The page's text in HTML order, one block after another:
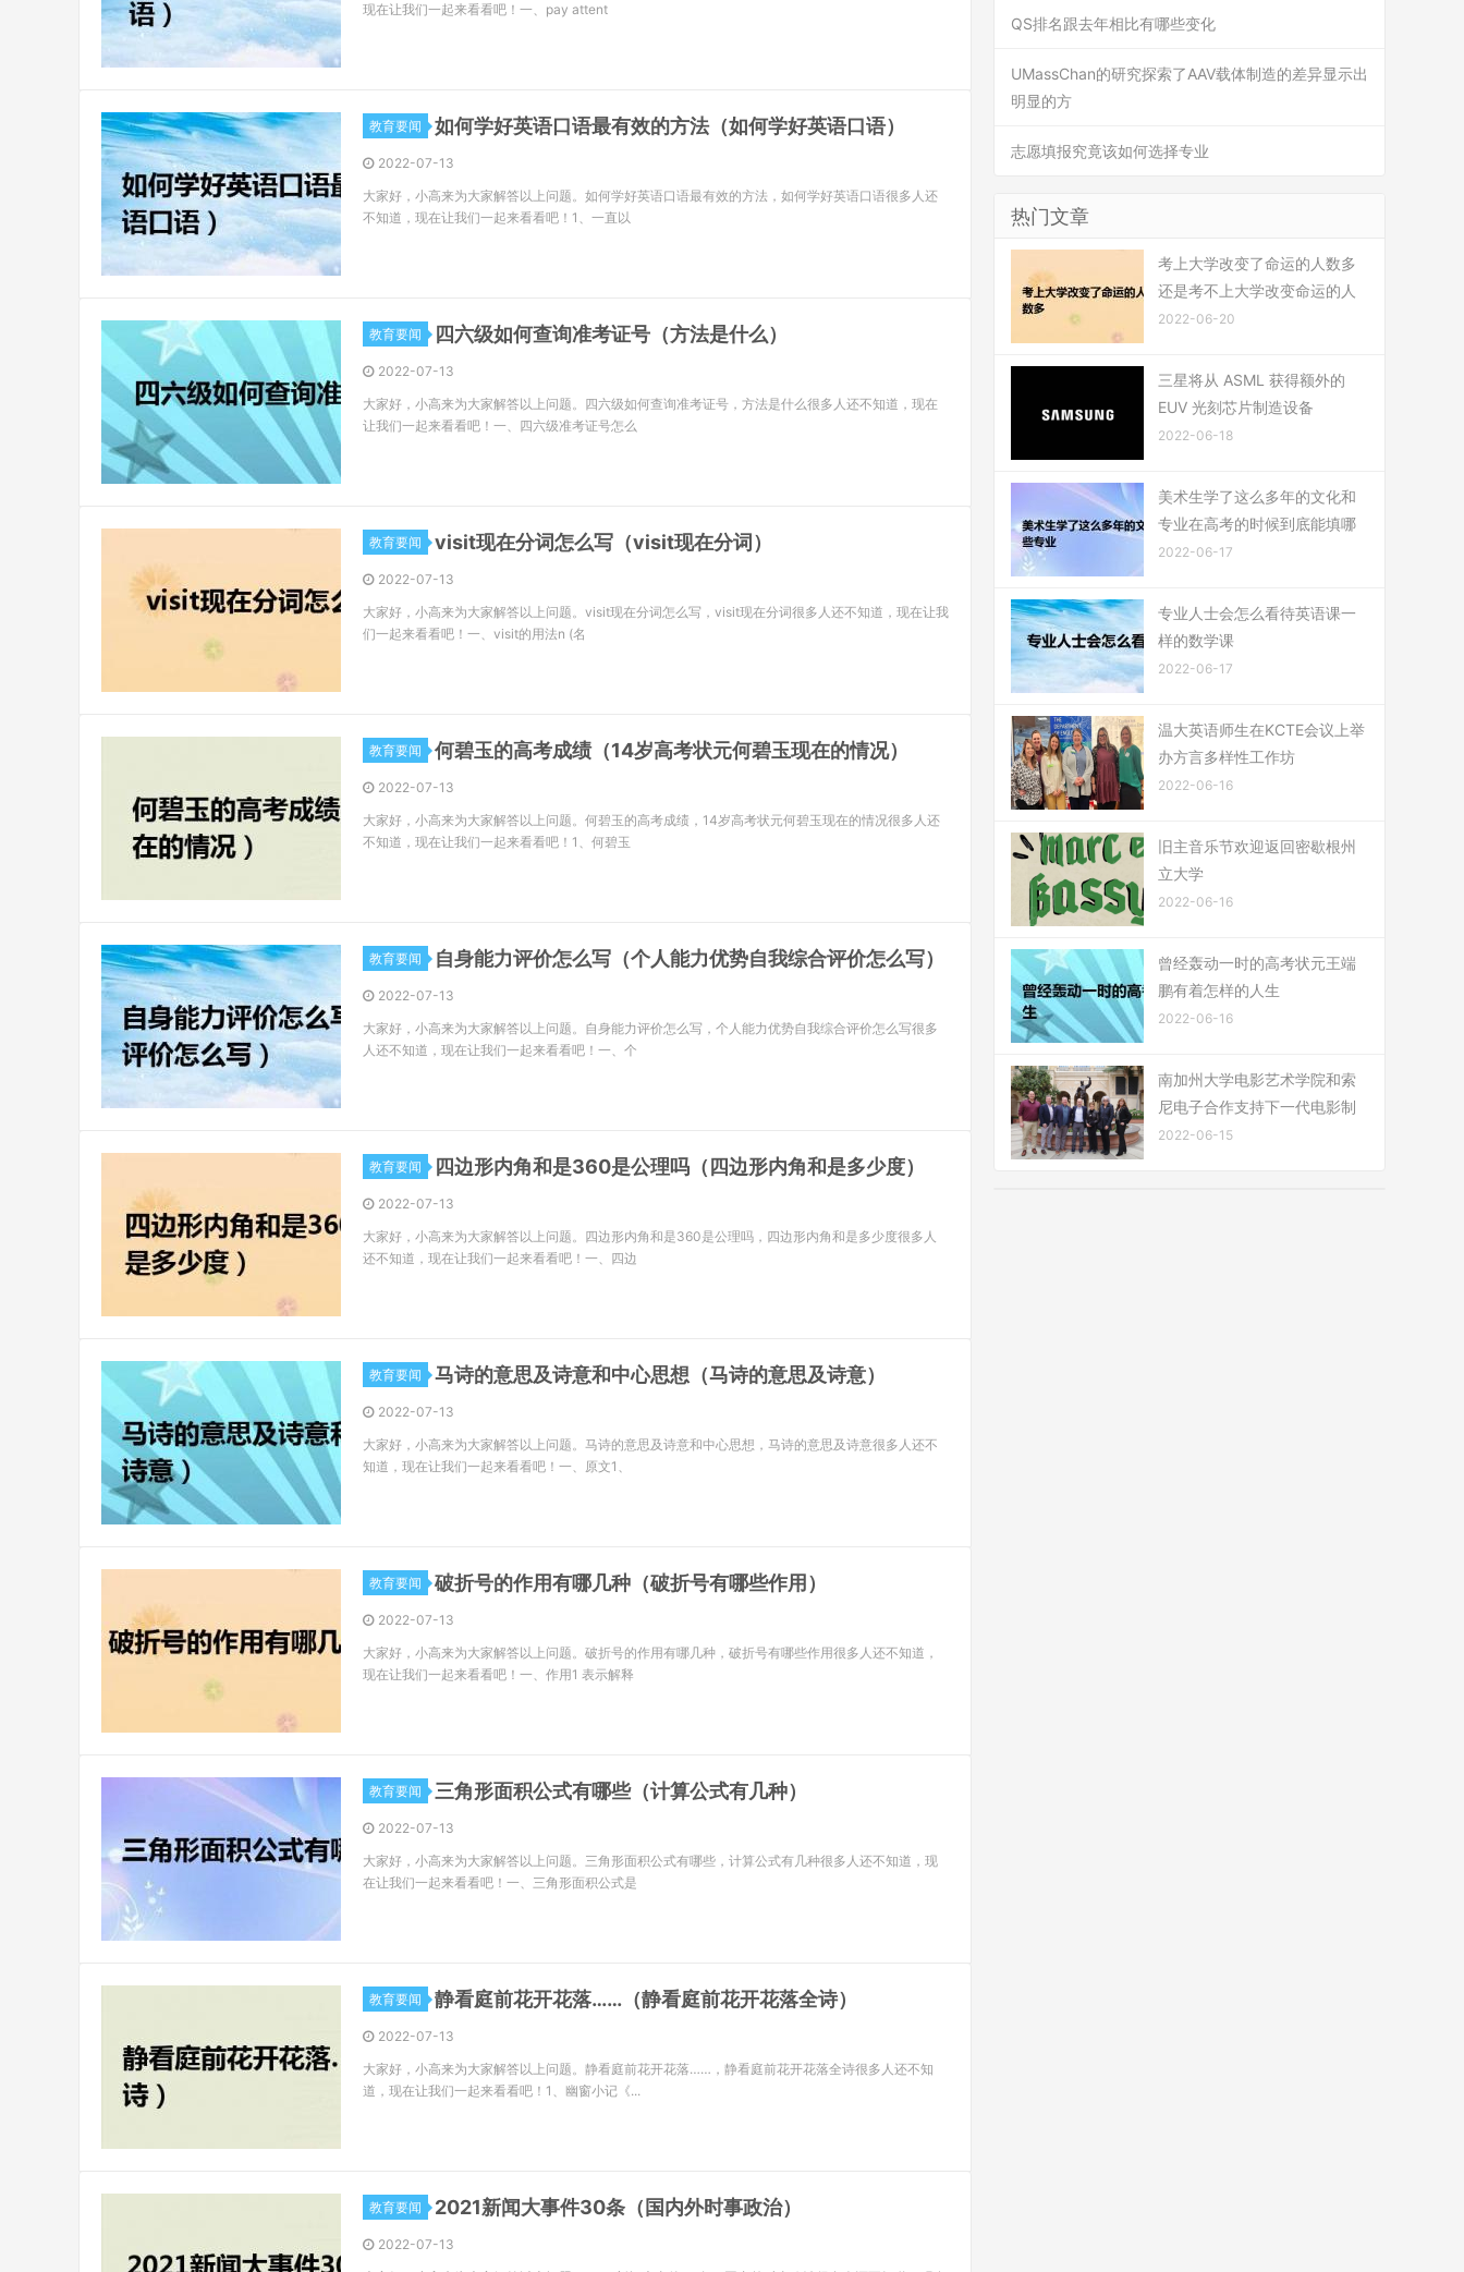
现在让我们一起来看看吧！一、pay attent
教育要闻 如何学好英语口语最有效的方法（如何学好英语口语）
2022-07-13
大家好，小高来为大家解答以上问题。如何学好英语口语最有效的方法，如何学好英语口语很多人还
不知道，现在让我们一起来看看吧！1、一直以
教育要闻 四六级如何查询准考证号（方法是什么）
2022-07-13
大家好，小高来为大家解答以上问题。四六级如何查询准考证号，方法是什么很多人还不知道，现在
让我们一起来看看吧！一、四六级准考证号怎么
教育要闻 visit现在分词怎么写（visit现在分词）
2022-07-13
大家好，小高来为大家解答以上问题。visit现在分词怎么写，visit现在分词很多人还不知道，现在让我
们一起来看看吧！一、visit的用法n (名
教育要闻 何碧玉的高考成绩（14岁高考状元何碧玉现在的情况）
2022-07-13
大家好，小高来为大家解答以上问题。何碧玉的高考成绩，14岁高考状元何碧玉现在的情况很多人还
不知道，现在让我们一起来看看吧！1、何碧玉
教育要闻 自身能力评价怎么写（个人能力优势自我综合评价怎么写）
2022-07-13
大家好，小高来为大家解答以上问题。自身能力评价怎么写，个人能力优势自我综合评价怎么写很多
人还不知道，现在让我们一起来看看吧！一、个
教育要闻 四边形内角和是360是公理吗（四边形内角和是多少度）
2022-07-13
大家好，小高来为大家解答以上问题。四边形内角和是360是公理吗，四边形内角和是多少度很多人
还不知道，现在让我们一起来看看吧！一、四边
教育要闻 马诗的意思及诗意和中心思想（马诗的意思及诗意）
2022-07-13
大家好，小高来为大家解答以上问题。马诗的意思及诗意和中心思想，马诗的意思及诗意很多人还不
知道，现在让我们一起来看看吧！一、原文1、
教育要闻 破折号的作用有哪几种（破折号有哪些作用）
2022-07-13
大家好，小高来为大家解答以上问题。破折号的作用有哪几种，破折号有哪些作用很多人还不知道，
现在让我们一起来看看吧！一、作用1 表示解释
教育要闻 三角形面积公式有哪些（计算公式有几种）
2022-07-13
大家好，小高来为大家解答以上问题。三角形面积公式有哪些，计算公式有几种很多人还不知道，现
在让我们一起来看看吧！一、三角形面积公式是
教育要闻 静看庭前花开花落……（静看庭前花开花落全诗）
2022-07-13
大家好，小高来为大家解答以上问题。静看庭前花开花落……，静看庭前花开花落全诗很多人还不知
道，现在让我们一起来看看吧！1、幽窗小记《...
教育要闻 2021新闻大事件30条（国内外时事政治）
2022-07-13
QS排名跟去年相比有哪些变化
UMassChan的研究探索了AAV载体制造的差异显示出
明显的方
志愿填报究竟该如何选择专业
热门文章
考上大学改变了命运的人数多
还是考不上大学改变命运的人
2022-06-20
三星将从 ASML 获得额外的
EUV 光刻芯片制造设备
2022-06-18
美术生学了这么多年的文化和
专业在高考的时候到底能填哪
2022-06-17
专业人士会怎么看待英语课一
样的数学课
2022-06-17
温大英语师生在KCTE会议上举
办方言多样性工作坊
2022-06-16
旧主音乐节欢迎返回密歇根州
立大学
2022-06-16
曾经轰动一时的高考状元王端
鹏有着怎样的人生
2022-06-16
南加州大学电影艺术学院和索
尼电子合作支持下一代电影制
2022-06-15